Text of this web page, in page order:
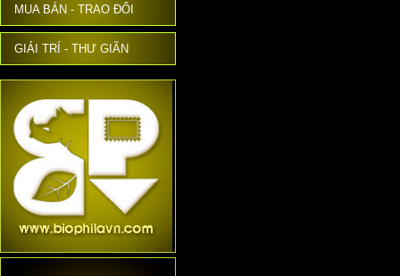
MUA BÁN - TRAO ĐỔI
GIẢI TRÍ - THƯ GIÃN